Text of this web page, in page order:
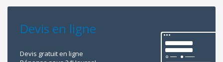
Devis en ligne
Devis gratuit en ligne